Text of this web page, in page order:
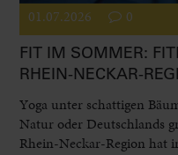
01.07.2026 0
FIT IM SOMMER:
RHEIN-NECKAR-
Yoga unter schattigen
Natur oder Deutschlands
Rhein-Neckar-Region hat